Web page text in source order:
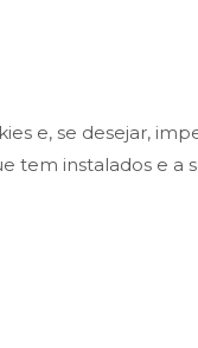
e, se desejar,
tem instalados e a